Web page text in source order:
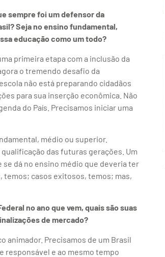
sempre foi um defensor da
Seja no ensino fundamental,
educação como um todo?
primeira etapa com a inclusão da
o tremendo desafio da
não está preparando cidadãos
para sua inserção econômica. Não
do País. Precisamos iniciar uma
médio ou superior.
das futuras gerações. Um
dá no ensino médio que deveria ter
casos exitosos, temos; mas,
no ano que vem, quais são suas
de mercado?
animador. Precisamos de um Brasil
responsável e ao mesmo tempo